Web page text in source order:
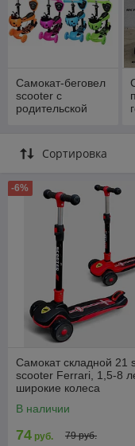
Самокат-беговел
scooter с
родительской
Сортировка
-6%
Самокат складной 21
scooter Ferrari, 1,5-8
широкие колеса
В наличии
74 руб. 79 руб.